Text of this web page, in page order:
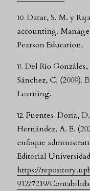
Datar, S. M. y
accounting.
Pearson Education.
Del Río
Sánchez, C. (2009).
Learning.
Fuentes-Doria,
Hernández, A. E.
enfoque
Editorial
https://
912/7219/